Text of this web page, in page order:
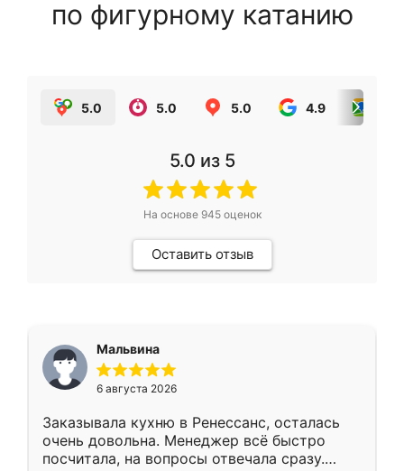
по фигурному катанию
5.0 5.0 5.0 4.9
5.0 из 5
На основе 945оценок
Оставить отзыв
Мальвина
6 августа 2026
Заказывала кухню в Ренессанс, осталась
очень довольна. Менеджер всё быстро
посчитала, на вопросы отвечала сразу.